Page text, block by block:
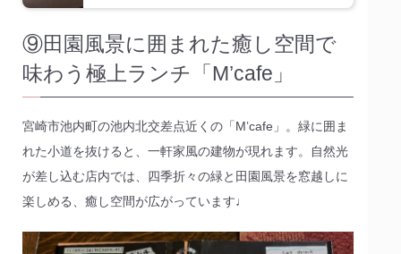
⑨田園風景に囲まれた癒し空間で
味わう極上ランチ「M’cafe」
宮崎市池内町の池内北交差点近くの「M’cafe」。緑に囲ま
れた小道を抜けると、一軒家風の建物が現れます。自然光
が差し込む店内では、四季折々の緑と田園風景を窓越しに
楽しめる、癒し空間が広がっています♩